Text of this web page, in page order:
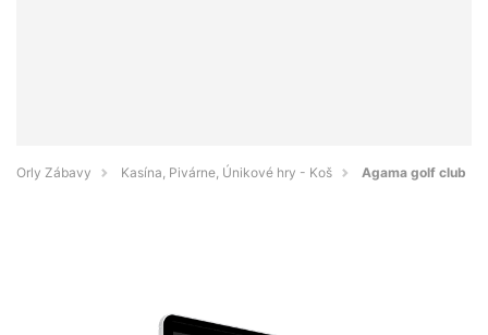
Orly Zábavy Kasína, Pivárne, Únikové hry - Koš Agama golf club